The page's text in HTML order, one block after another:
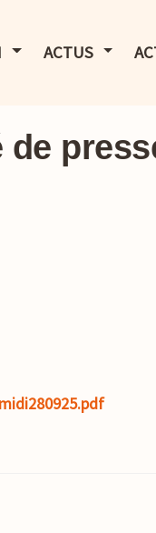
AFFICHER LE MENU
ACTUS